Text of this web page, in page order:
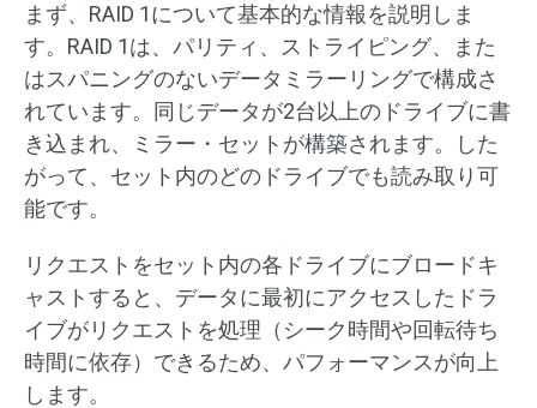
まず、RAID 1について基本的な情報を説明しま
す。RAID 1は、パリティ、ストライピング、また
はスパニングのないデータミラーリングで構成さ
れています。同じデータが2台以上のドライブに書
き込まれ、ミラー・セットが構築されます。した
がって、セット内のどのドライブでも読み取り可
能です。
リクエストをセット内の各ドライブにブロードキ
ャストすると、データに最初にアクセスしたドラ
イブがリクエストを処理（シーク時間や回転待ち
時間に依存）できるため、パフォーマンスが向上
します。